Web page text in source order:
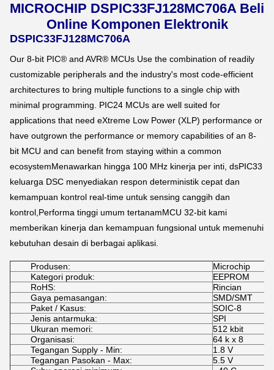
MICROCHIP DSPIC33FJ128MC706A Beli
Online Komponen Elektronik
DSPIC33FJ128MC706A
Our 8-bit PIC® and AVR® MCUs Use the combination of readily
customizable peripherals and the industry's most code-efficient
architectures to bring multiple functions to a single chip with
minimal programming. PIC24 MCUs are well suited for
applications that need eXtreme Low Power (XLP) performance or
have outgrown the performance or memory capabilities of an 8-
bit MCU and can benefit from staying within a common
ecosystemMenawarkan hingga 100 MHz kinerja per inti, dsPIC33
keluarga DSC menyediakan respon deterministik cepat dan
kemampuan kontrol real-time untuk sensing canggih dan
kontrol,Performa tinggi umum tertanamMCU 32-bit kami
memberikan kinerja dan kemampuan fungsional untuk memenuhi
kebutuhan desain di berbagai aplikasi.
Produsen:
Microchip
Kategori produk:
EEPROM
RoHS:
Rincian
Gaya pemasangan:
SMD/SMT
Paket / Kasus:
SOIC-8
Jenis antarmuka:
SPI
Ukuran memori:
512 kbit
Organisasi:
64 k x 8
Tegangan Supply - Min:
1.8 V
Tegangan Pasokan - Max:
5.5 V